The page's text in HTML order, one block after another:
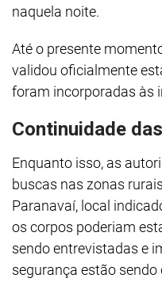
naquela noite.
Até o presente
validou oficialmente
foram incorporadas às
Continuidade
Enquanto isso, as
buscas nas zonas
Paranavaí, local
os corpos poderiam
sendo entrevistadas e
segurança estão